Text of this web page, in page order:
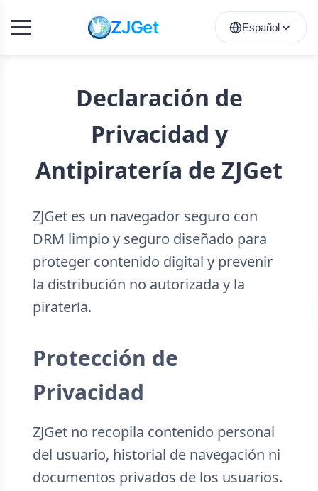
ZJGet Español
Declaración de
Privacidad y
Antipiratería de ZJGet
ZJGet es un navegador seguro con
DRM limpio y seguro diseñado para
proteger contenido digital y prevenir
la distribución no autorizada y la
piratería.
Protección de
Privacidad
ZJGet no recopila contenido personal
del usuario, historial de navegación ni
documentos privados de los usuarios.